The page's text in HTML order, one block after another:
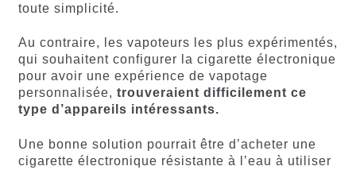
toute simplicité.
Au contraire, les vapoteurs les plus expérimentés,
qui souhaitent configurer la cigarette électronique
pour avoir une expérience de vapotage
personnalisée, trouveraient difficilement ce
type d’appareils intéressants.
Une bonne solution pourrait être d’acheter une
cigarette électronique résistante à l’eau à utiliser